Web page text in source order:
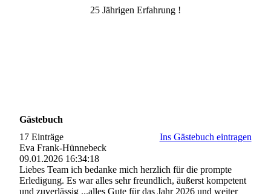
25 Jährigen Erfahrung !
Gästebuch
17 Einträge
Ins Gästebuch eintragen
Eva Frank-Hünnebeck
09.01.2026 16:34:18
Liebes Team ich bedanke mich herzlich für die prompte
Erledigung. Es war alles sehr freundlich, äußerst kompetent
und zuverlässig ...alles Gute für das Jahr 2026 und weiter